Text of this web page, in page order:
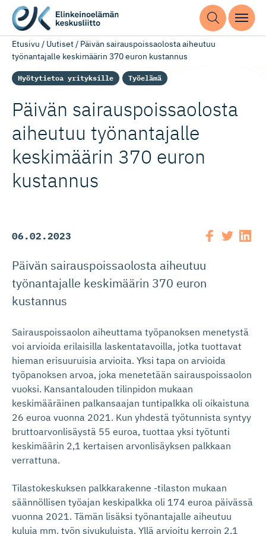
Etusivu / Uutiset/ Päivän sairauspoissaolosta aiheutuu
työnantajalle keskimäärin 370 euron kustannus
Hyötytietoa yrityksille Työelämä
Päivän sairauspois­saolosta
aiheutuu työnantajalle
keskimäärin 370 euron
kustannus
06.02.2023
Päivän sairauspoissaolosta aiheutuu
työnantajalle keskimäärin 370 euron
kustannus
Sairauspoissaolon aiheuttama työpanoksen menetystä
voi arvioida erilaisilla laskentatavoilla, jotka tuottavat
hieman erisuuruisia arvioita. Yksi tapa on arvioida
työpanoksen arvoa, joka menetetään sairauspoissaolon
vuoksi. Kansantalouden tilinpidon mukaan
keskimääräinen palkansaajan tuntipalkka oli oikaistuna
26 euroa vuonna 2021. Kun yhdestä työtunnista syntyy
bruttoarvonlisäystä 55 euroa, tuottaa yksi työtunti
keskimäärin 2,1 kertaisen arvonlisäyksen palkkaan
verrattuna.
Tilastokeskuksen palkkarakenne -tilaston mukaan
säännöllisen työajan keskipalkka oli 174 euroa päivässä
vuonna 2021. Tämän lisäksi työnantajalle aiheutuu
kuluja mm. työn sivukuluista. Yllä arvioitu kerroin 2,1